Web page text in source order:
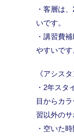
・客層は
いです。
・講習費
やすいです
《アシスタ
・2年スタ
目からカ
習以外のサ
・空いた